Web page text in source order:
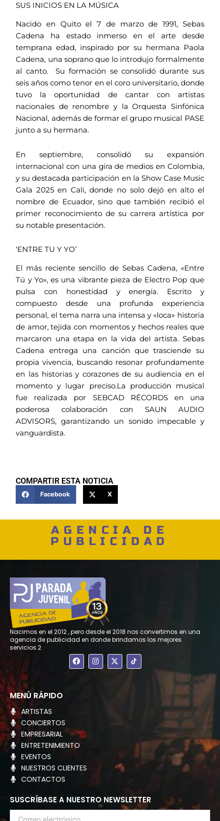
SUS INICIOS EN LA MÚSICA
Nacido en Quito el 7 de marzo de 1991, Sebas
Cadena ha estado inmerso en el arte desde
temprana edad, inspirado por su hermana Paola
Cadena, una soprano que lo introdujo formalmente
al canto. Su formación se consolidó durante sus
seis años como tenor en el coro universitario, donde
tuvo la oportunidad de cantar con artistas
nacionales de renombre y la Orquesta Sinfónica
Nacional, además de formar el grupo musical PASE
junto a su hermana.
En septiembre, consolidó su expansión
internacional con una gira de medios en Colombia,
y su destacada participación en la Show Case Music
Gala 2025 en Cali, donde no solo dejó en alto el
nombre de Ecuador, sino que también recibió el
primer reconocimiento de su carrera artística por
su notable presentación.
‘ENTRE TU Y YO’
El más reciente sencillo de Sebas Cadena, «Entre
Tú y Yo», es una vibrante pieza de Electro Pop que
pulsa con honestidad y energía. Escrito y
compuesto desde una profunda experiencia
personal, el tema narra una intensa y «loca» historia
de amor, tejida con momentos y hechos reales que
marcaron una etapa en la vida del artista. Sebas
Cadena entrega una canción que trasciende su
propia vivencia, buscando resonar profundamente
en las historias y corazones de su audiencia en el
momento y lugar preciso.La producción musical
fue realizada por SEBCAD RÉCORDS en una
poderosa colaboración con SAUN AUDIO
ADVISORS, garantizando un sonido impecable y
vanguardista.
COMPARTIR ESTA NOTICIA
Facebook X
AGENCIA DE
PUBLICIDAD
Nacimos en el 2012 , pero desde el 2018 nos convertimos en una
agencia de publicidad en donde brindamos los mejores
servicios.2
F
a
c
I
n
s
X
-
t
MENÚ RÁPIDO
ARTISTAS
CONCIERTOS
EMPRESARIAL
ENTRETENIMIENTO
EVENTOS
NUESTROS CLIENTES
CONTACTOS
SUSCRÍBASE A NUESTRO NEWSLETTER